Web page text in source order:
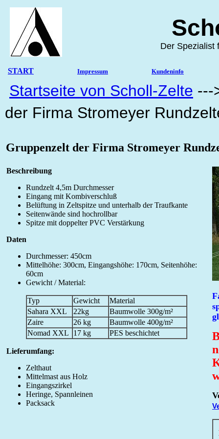
Der
START Impressum Kundeninfo
Startseite von Scholl-Zelte
der Firma Stromeyer
Gruppenzelt der Firma Stromeyer
Beschreibung
Rundzelt 4,5m Durchmesser
Eingang mit Kombiverschluß
Belüftung in Zeltspitze und unterhalb der Traufkante
Seitenwände sind hochrollbar
Spitze mit doppelter PVC Verstärkung
Daten
Durchmesser: 450cm
Mittelhöhe: 300cm, Eingangshöhe: 170cm, Seitenhöhe:
60cm
Gewicht / Material:
Typ Gewicht
Material
Sahara XXL
22kg
Baumwolle 300g/m²
Zaire
26 kg
Baumwolle 400g/m²
Nomad XXL
17 kg PES beschichtet
Lieferumfang:
Zelthaut
Mittelmast aus Holz
Eingangszirkel
Heringe, Spannleinen
Packsack